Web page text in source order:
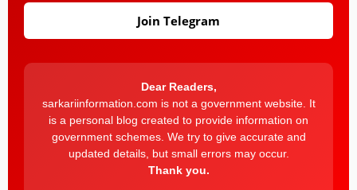
Join Telegram
Dear Readers,
sarkariinformation.com is not a government website. It
is a personal blog created to provide information on
government schemes. We try to give accurate and
updated details, but small errors may occur.
Thank you.